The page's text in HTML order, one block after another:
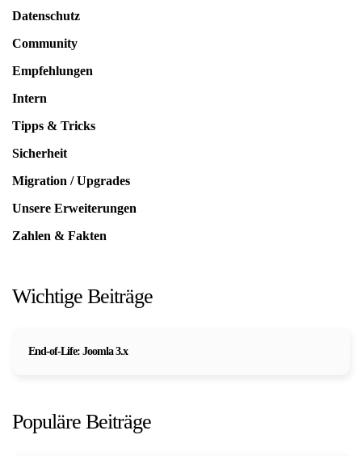
Datenschutz
Community
Empfehlungen
Intern
Tipps & Tricks
Sicherheit
Migration / Upgrades
Unsere Erweiterungen
Zahlen & Fakten
Wichtige Beiträge
End-of-Life: Joomla 3.x
Populäre Beiträge